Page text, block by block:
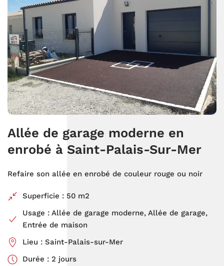
Allée de garage moderne en
enrobé à Saint-Palais-Sur-Mer
Refaire son allée en enrobé de couleur rouge ou noir
Superficie : 50 m2
Usage : Allée de garage moderne, Allée de garage,
Entrée de maison
Lieu : Saint-Palais-sur-Mer
Durée : 2 jours